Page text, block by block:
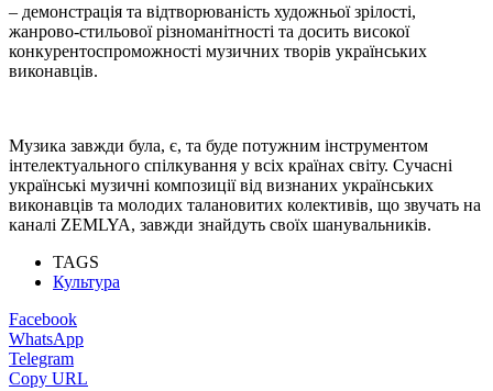
– демонстрація та відтворюваність художньої зрілості,
жанрово-стильової різноманітності та досить високої
конкурентоспроможності музичних творів українських
виконавців.
Музика завжди була, є, та буде потужним інструментом
інтелектуального спілкування у всіх країнах світу. Сучасні
українські музичні композиції від визнаних українських
виконавців та молодих талановитих колективів, що звучать на
каналі ZEMLYA, завжди знайдуть своїх шанувальників.
TAGS
Культура
Facebook
WhatsApp
Telegram
Copy URL